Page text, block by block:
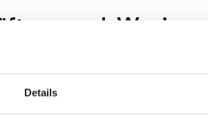
Details
in Rente, das Know-how geht
sind in Routinearbeit
Statusmeldungen — statt sich